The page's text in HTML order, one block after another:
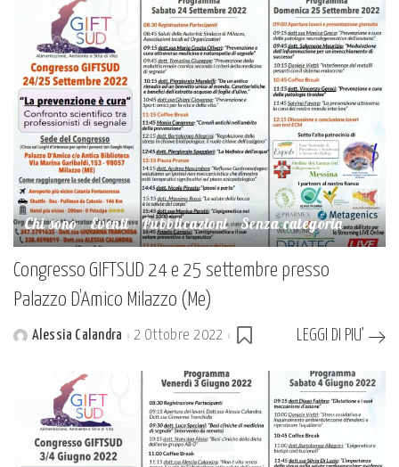
Chi sono Eventi Pubblicazioni Senza categoria
Congresso GIFTSUD 24 e 25 settembre presso
Palazzo D’Amico Milazzo (Me)
PostedAlessia Calandra 2 Ottobre 2022 LEGGI DI PIU’